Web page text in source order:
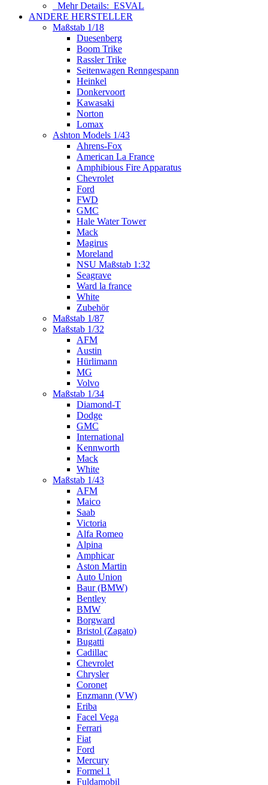
Mehr Details: ESVAL
ANDERE HERSTELLER
Maßstab 1/18
Duesenberg
Boom Trike
Rassler Trike
Seitenwagen Renngespann
Heinkel
Donkervoort
Kawasaki
Norton
Lomax
Ashton Models 1/43
Ahrens-Fox
American La France
Amphibious Fire Apparatus
Chevrolet
Ford
FWD
GMC
Hale Water Tower
Mack
Magirus
Moreland
NSU Maßstab 1:32
Seagrave
Ward la france
White
Zubehör
Maßstab 1/87
Maßstab 1/32
AFM
Austin
Hürlimann
MG
Volvo
Maßstab 1/34
Diamond-T
Dodge
GMC
International
Kennworth
Mack
White
Maßstab 1/43
AFM
Maico
Saab
Victoria
Alfa Romeo
Alpina
Amphicar
Aston Martin
Auto Union
Baur (BMW)
Bentley
BMW
Borgward
Bristol (Zagato)
Bugatti
Cadillac
Chevrolet
Chrysler
Coronet
Enzmann (VW)
Eriba
Facel Vega
Ferrari
Fiat
Ford
Mercury
Formel 1
Fuldamobil